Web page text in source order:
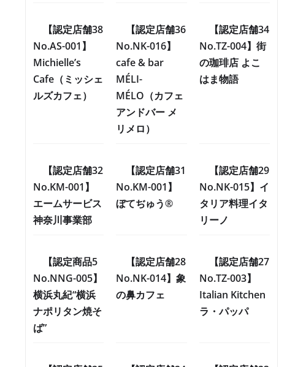
【認定店舗38
No.AS-001】
Michielle’s
Cafe（ミッシェ
ルズカフェ）
【認定店舗36
No.NK-016】
cafe & bar
MÉLI-
MÉLO（カフェ
アンドバー メ
リメロ）
【認定店舗34
No.TZ-004】街
の珈琲店 よこ
はま物語
【認定店舗32
No.KM-001】
エームサービス
神奈川事業部
【認定店舗31
No.KM-001】
ぼてぢゅう®
【認定店舗29
No.NK-015】イ
タリア料理イタ
リーノ
【認定商品5
No.NNG-005】
横浜丸紀“横浜
ナポリタン焼そ
ば”
【認定店舗28
No.NK-014】象
の鼻カフェ
【認定店舗27
No.TZ-003】
Italian Kitchen
ラ・パッパ